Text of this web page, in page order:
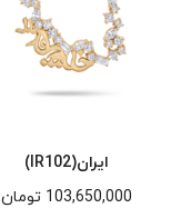
ایران(IR102)
103,650,000 تومان